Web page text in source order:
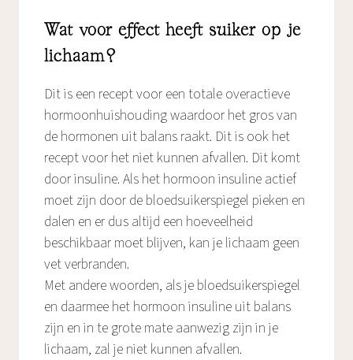
Wat voor effect heeft suiker op je
lichaam?
Dit is een recept voor een totale overactieve
hormoonhuishouding waardoor het gros van
de hormonen uit balans raakt. Dit is ook het
recept voor het niet kunnen afvallen. Dit komt
door insuline. Als het hormoon insuline actief
moet zijn door de bloedsuikerspiegel pieken en
dalen en er dus altijd een hoeveelheid
beschikbaar moet blijven, kan je lichaam geen
vet verbranden.
Met andere woorden, als je bloedsuikerspiegel
en daarmee het hormoon insuline uit balans
zijn en in te grote mate aanwezig zijn in je
lichaam, zal je niet kunnen afvallen.